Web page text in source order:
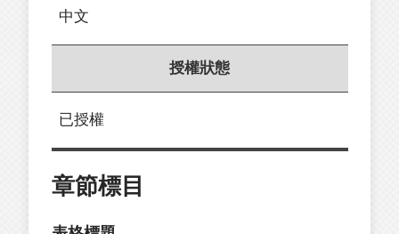
中文
授權狀態
已授權
章節標目